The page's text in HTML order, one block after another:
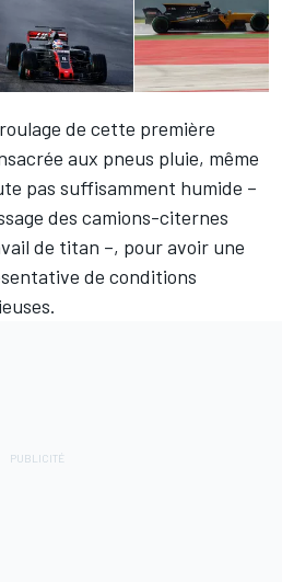
de cette première
aux pneus pluie, même
pas suffisamment humide –
des camions-citernes
de titan –, pour avoir une
de conditions